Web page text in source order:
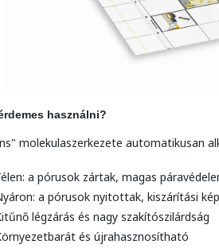
használni?
molekulaszerkezete automatikusan
a pórusok zártak, magas
a pórusok nyitottak, kiszárítási
légzárás és nagy szakítószilárdság
és újrahasznosítható